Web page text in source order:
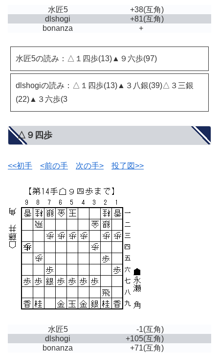
水匠5 +38(互角)
dlshogi
+81(互角)
bonanza
+
水匠5の読み：△１四歩(13)▲９六歩(97)
dlshogiの読み：△１四歩(13)▲３八銀(39)△３三銀
(22)▲３六歩(3
△９四歩
<<初手 <前の手 次の手> 投了図>>
水匠5 -1(互角)
dlshogi
+105(互角)
bonanza
+71(互角)